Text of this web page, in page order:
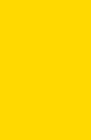
しく音量が大
いおそれがあ
う、確実に整
事故などの原